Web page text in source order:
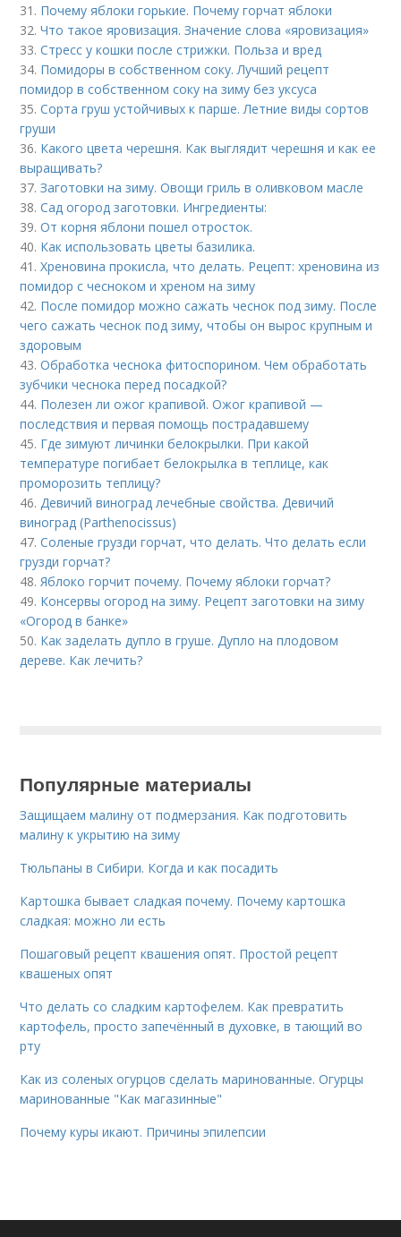
31. Почему яблоки горькие. Почему горчат яблоки
32.Что такое яровизация. Значение слова «яровизация»
33.Стресс у кошки после стрижки. Польза и вред
34. Помидоры в собственном соку. Лучший рецепт
помидор в собственном соку на зиму без уксуса
35.Сорта груш устойчивых к парше. Летние виды сортов
груши
36. Какого цвета черешня. Как выглядит черешня и как ее
выращивать?
37.Заготовки на зиму. Овощи гриль в оливковом масле
38.Сад огород заготовки. Ингредиенты:
39.От корня яблони пошел отросток.
40. Как использовать цветы базилика.
41.Хреновина прокисла, что делать. Рецепт: хреновина из
помидор с чесноком и хреном на зиму
42. После помидор можно сажать чеснок под зиму. После
чего сажать чеснок под зиму, чтобы он вырос крупным и
здоровым
43.Обработка чеснока фитоспорином. Чем обработать
зубчики чеснока перед посадкой?
44. Полезен ли ожог крапивой. Ожог крапивой —
последствия и первая помощь пострадавшему
45. Где зимуют личинки белокрылки. При какой
температуре погибает белокрылка в теплице, как
проморозить теплицу?
46.Девичий виноград лечебные свойства. Девичий
виноград (Parthenocissus)
47.Соленые грузди горчат, что делать. Что делать если
грузди горчат?
48.Яблоко горчит почему. Почему яблоки горчат?
49. Консервы огород на зиму. Рецепт заготовки на зиму
«Огород в банке»
50. Как заделать дупло в груше. Дупло на плодовом
дереве. Как лечить?
Популярные материалы
Защищаем малину от подмерзания. Как подготовить
малину к укрытию на зиму
Тюльпаны в Сибири. Когда и как посадить
Картошка бывает сладкая почему. Почему картошка
сладкая: можно ли есть
Пошаговый рецепт квашения опят. Простой рецепт
квашеных опят
Что делать со сладким картофелем. Как превратить
картофель, просто запечённый в духовке, в тающий во
рту
Как из соленых огурцов сделать маринованные. Огурцы
маринованные "Как магазинные"
Почему куры икают. Причины эпилепсии